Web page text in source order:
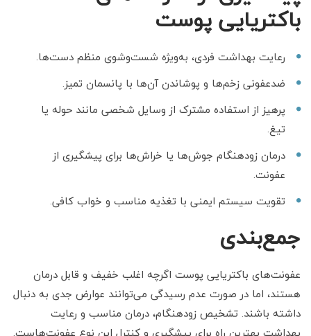
باکتریایی پوست
رعایت بهداشت فردی، به‌ویژه شست‌وشوی منظم دست‌ها.
ضدعفونی زخم‌ها و پوشاندن آن‌ها با پانسمان تمیز.
پرهیز از استفاده مشترک از وسایل شخصی مانند حوله یا
تیغ.
درمان زودهنگام جوش‌ها یا خراش‌ها برای پیشگیری از
عفونت.
تقویت سیستم ایمنی با تغذیه مناسب و خواب کافی.
جمع‌بندی
عفونت‌های باکتریایی پوست اگرچه اغلب خفیف و قابل درمان
هستند، اما در صورت عدم رسیدگی می‌توانند عوارض جدی به دنبال
داشته باشند. تشخیص زودهنگام، درمان مناسب و رعایت